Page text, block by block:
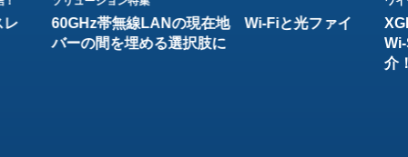
レ
60GHz帯無線LANの現在地 Wi-Fiと光ファイ
バーの間を埋める選択肢に
介